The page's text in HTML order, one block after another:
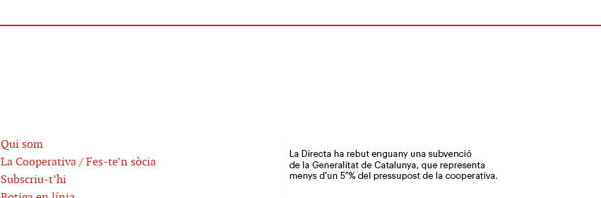
Qui som
La Cooperativa / Fes-te’n sòcia
Subscriu-t’hi